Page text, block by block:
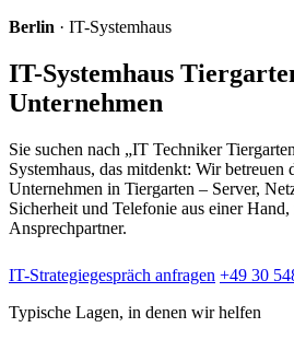
Berlin · IT-Systemhaus
IT-Systemhaus
Unternehmen
Sie suchen nach „IT Techniker
Systemhaus, das mitdenkt: Wir
Unternehmen in Tiergarten – Server,
Sicherheit und Telefonie aus einer
Ansprechpartner.
IT-Strategiegespräch anfragen +49 30
Typische Lagen, in denen wir helfen